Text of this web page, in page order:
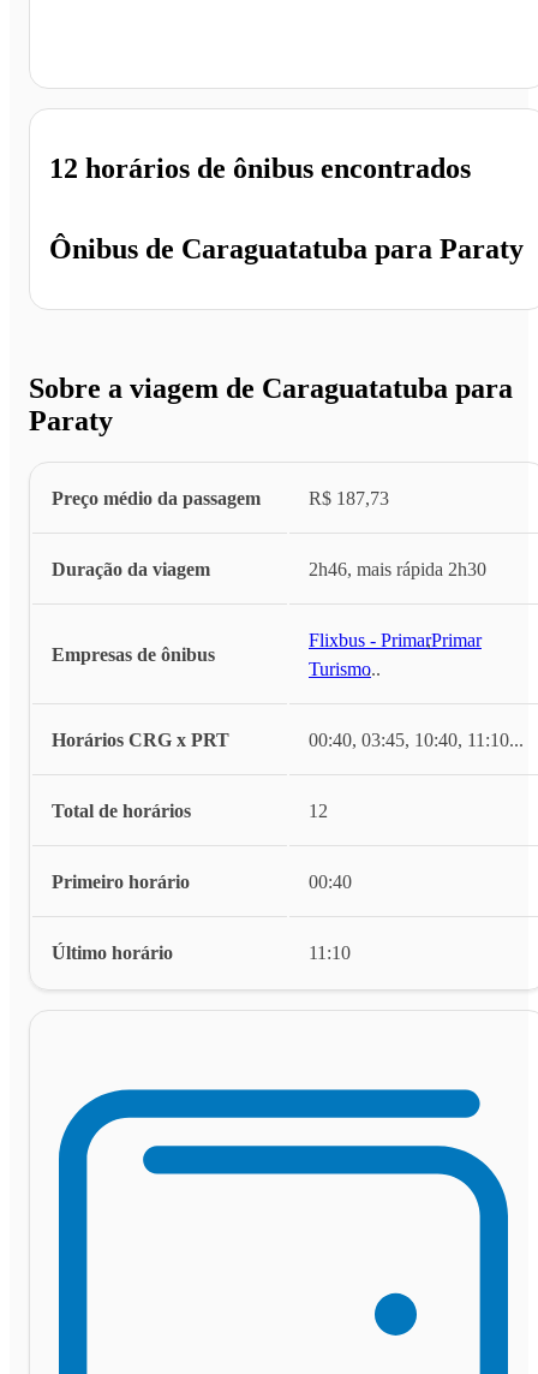
Ônibus de Caraguatatuba para Paraty
12 horários de ônibus encontrados
Sobre a viagem de Caraguatatuba para
Paraty
Preço médio da passagem R$ 187,73
Duração da viagem 2h46, mais rápida 2h30
Empresas de ônibus
Flixbus - Primar,Primar
Turismo...
Horários CRG x PRT 00:40, 03:45, 10:40, 11:10...
Total de horários 12
Primeiro horário 00:40
Último horário 11:10